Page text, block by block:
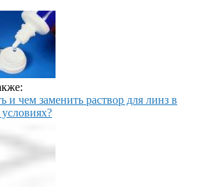
и чем заменить раствор для линз в